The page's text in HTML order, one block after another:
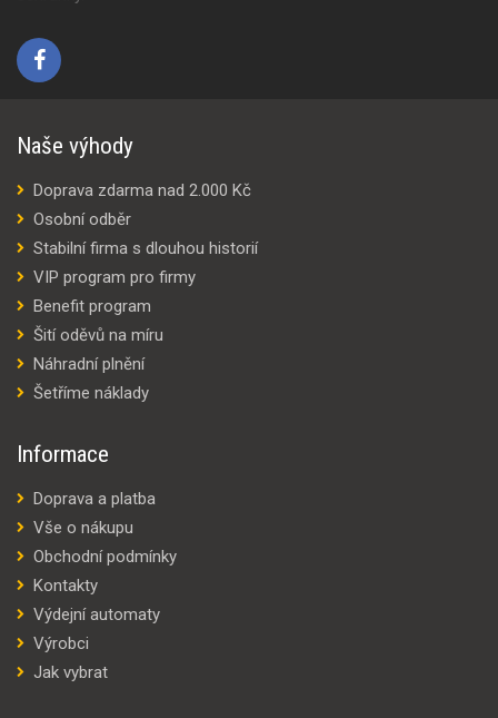
Naše výhody
Doprava zdarma nad 2.000 Kč
Osobní odběr
Stabilní firma s dlouhou historií
VIP program pro firmy
Benefit program
Šití oděvů na míru
Náhradní plnění
Šetříme náklady
Informace
Doprava a platba
Vše o nákupu
Obchodní podmínky
Kontakty
Výdejní automaty
Výrobci
Jak vybrat